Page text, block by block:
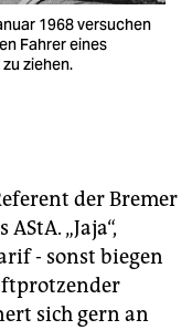
1968 versuchen
Fahrer eines
ziehen.
der Bremer
„Jaja“,
- sonst biegen
sich gern an